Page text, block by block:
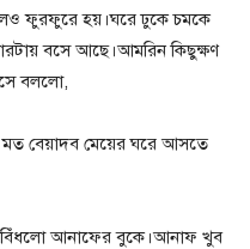
ফুরফুরে হয়।ঘরে ঢুকে চমকে
বসে আছে।আমরিন কিছুক্ষণ
বললো,
বেয়াদব মেয়ের ঘরে আসতে
আনাফের বুকে।আনাফ খুব